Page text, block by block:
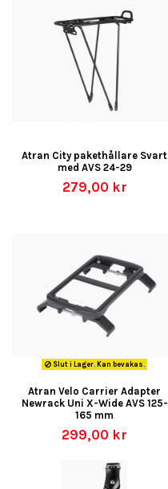
Atran City pakethållare Svart
med AVS 24-29
279,00 kr
Slut i Lager. Kan bevakas.
Atran Velo Carrier Adapter
Newrack Uni X-Wide AVS 125-
165 mm
299,00 kr